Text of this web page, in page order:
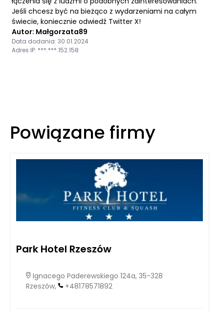
Jeśli chcesz być na bieżąco z wydarzeniami na całym
świecie, koniecznie odwiedź Twitter X!
Autor: Małgorzata89
Data dodania: 30.01.2024
Adres IP: ***.***.152.158
Powiązane firmy
Park Hotel Rzeszów
Ignacego Paderewskiego 124a, 35-328
Rzeszów,
+48178571892